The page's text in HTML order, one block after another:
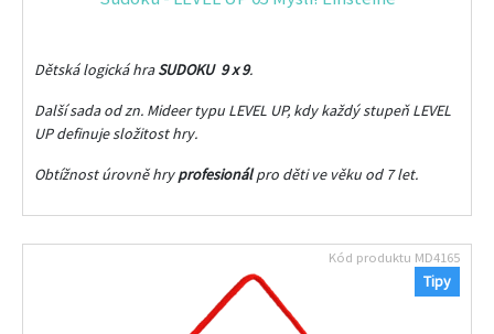
Dětská logická hraSUDOKU 9 x 9.
Další sada od zn. Mideer typu LEVEL UP, kdy každý stupeň LEVEL
UP definuje složitost hry.
Obtížnost úrovně hryprofesionálpro děti ve věku od 7 let.
Tipy
Kód produktu MD4165